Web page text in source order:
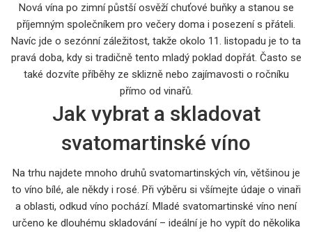
Nová vína po zimní půstší osvěží chuťové buňky a stanou se
příjemným společníkem pro večery doma i posezení s přáteli.
Navíc jde o sezónní záležitost, takže okolo 11. listopadu je to ta
pravá doba, kdy si tradičně tento mladý poklad dopřát. Často se
také dozvíte příběhy ze sklizně nebo zajímavosti o ročníku
přímo od vinařů.
Jak vybrat a skladovat
svatomartinské víno
Na trhu najdete mnoho druhů svatomartinských vín, většinou je
to víno bílé, ale někdy i rosé. Při výběru si všímejte údaje o vinaři
a oblasti, odkud víno pochází. Mladé svatomartinské víno není
určeno ke dlouhému skladování – ideální je ho vypít do několika